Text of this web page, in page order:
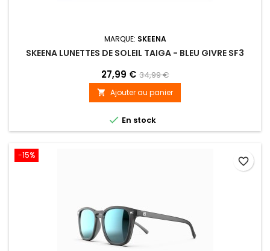
MARQUE: SKEENA
SKEENA LUNETTES DE SOLEIL TAIGA - BLEU GIVRE SF3
27,99 € 34,99 €
 Ajouter au panier
 En stock
-15%
favorite_border